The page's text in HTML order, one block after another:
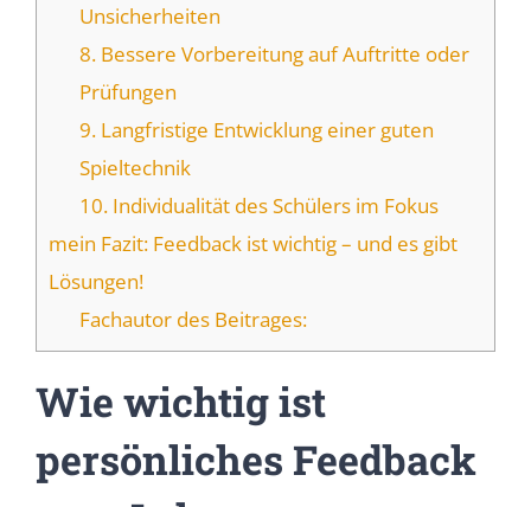
Unsicherheiten
8. Bessere Vorbereitung auf Auftritte oder
Prüfungen
9. Langfristige Entwicklung einer guten
Spieltechnik
10. Individualität des Schülers im Fokus
mein Fazit: Feedback ist wichtig – und es gibt
Lösungen!
Fachautor des Beitrages:
Wie wichtig ist
persönliches Feedback